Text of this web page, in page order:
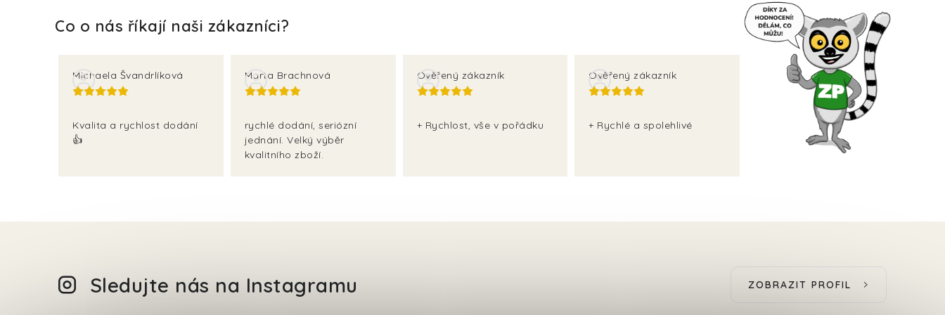
Michaela Švandrlíková
Kvalita a rychlost dodání
👍
Marta Brachnová
rychlé dodání, seriózní
jednání. Velký výběr
kvalitního zboží.
Ověřený zákazník
+ Rychlost, vše v pořádku
Ověřený zákazník
+ Rychlé a spolehlivé
Sledujte nás na Instagramu ZOBRAZIT PROFIL